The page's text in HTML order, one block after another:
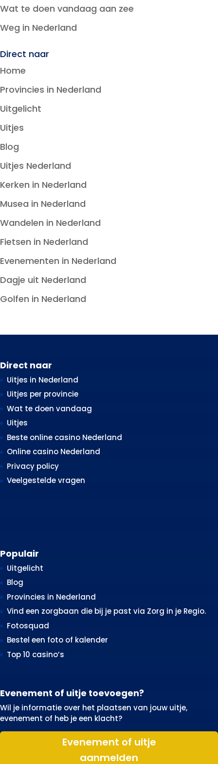
Wat te doen vandaag aan zee
Weg in Nederland
Direct naar
Home
Provincies in Nederland
Uitgelicht
Uitjes
Blog
Uitjes Nederland
Kerken in Nederland
Musea in Nederland
Wandelen in Nederland
Fietsen in Nederland
Evenementen in Nederland
Dagje uit Nederland
Golfen in Nederland
Direct naar
Uitjes in Nederland
Uitjes per provincie
Wat te doen vandaag
Uitjes
Beste online casino Nederland
Online casino Nederland
Privacy policy
Veelgestelde vragen
Populair
Uitgelicht
Blog
Provincies in Nederland
Vind een zorgbaan die bij je past via Zorg in je Regio.
Fotosquad
Bestel een foto of kalender
Top 10 casino’s
Evenement of uitje toevoegen?
Wil je informatie over het plaatsen van jouw uitje,
evenement of heb je een klacht?
Evenement of uitje
aanmelden